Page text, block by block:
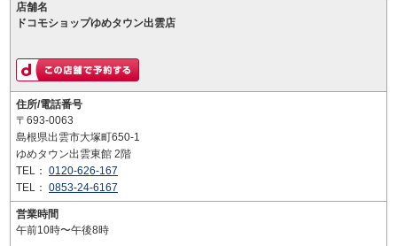
店舗名
ドコモショップゆめタウン出雲店
住所/電話番号
〒693-0063
島根県出雲市大塚町650-1
ゆめタウン出雲東館 2階
TEL： 0120-626-167
TEL： 0853-24-6167
営業時間
午前10時〜午後8時